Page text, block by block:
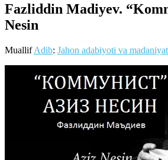
Fazliddin Madiyev.
Nesin
MuallifAdib: Jahon adabiyoti va